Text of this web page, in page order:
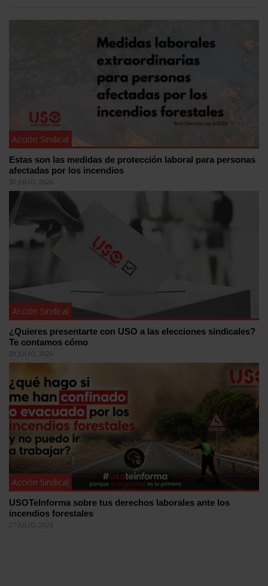
Acción Sindical
Estas son las medidas de protección laboral para personas
afectadas por los incendios
30 JULIO, 2026
Acción Sindical
¿Quieres presentarte con USO a las elecciones sindicales?
Te contamos cómo
29 JULIO, 2026
Acción Sindical
USOTeInforma sobre tus derechos laborales ante los
incendios forestales
27 JULIO, 2026